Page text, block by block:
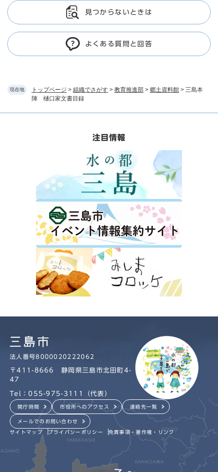
現在地 トップページ > 組織でさがす > 教育推進部 > 郷土資料館 > 三島本
陣 樋口家文書目録
見つからないときは
よくある質問と回答
注目情報
法人番号8000020222062
〒411-8666 静岡県三島市北田町4-
47
Tel：055-975-3111（代表）
開庁時間 市役所へのアクセス 連絡先一覧
メールでのお問い合わせ
サイトマップ プライバシーポリシー 免責事項・著作権・リンク